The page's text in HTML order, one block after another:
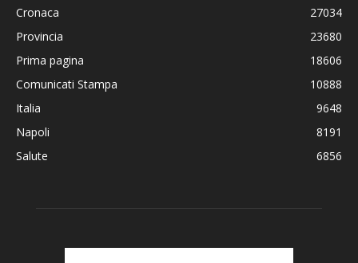
Cronaca
27034
Provincia
23680
Prima pagina
18606
Comunicati Stampa
10888
Italia
9648
Napoli
8191
Salute
6856